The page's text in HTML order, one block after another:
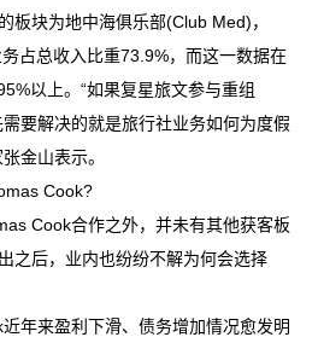
板块为地中海俱乐部(Club Med)，
占总收入比重73.9%，而这一数据在
以上。“如果复星旅文参与重组
要解决的就是旅行社业务如何为度假
金山表示。
Cook?
Cook合作之外，并未有其他获客板
之后，业内也纷纷不解为何会选择
年来盈利下滑、债务增加情况愈发明